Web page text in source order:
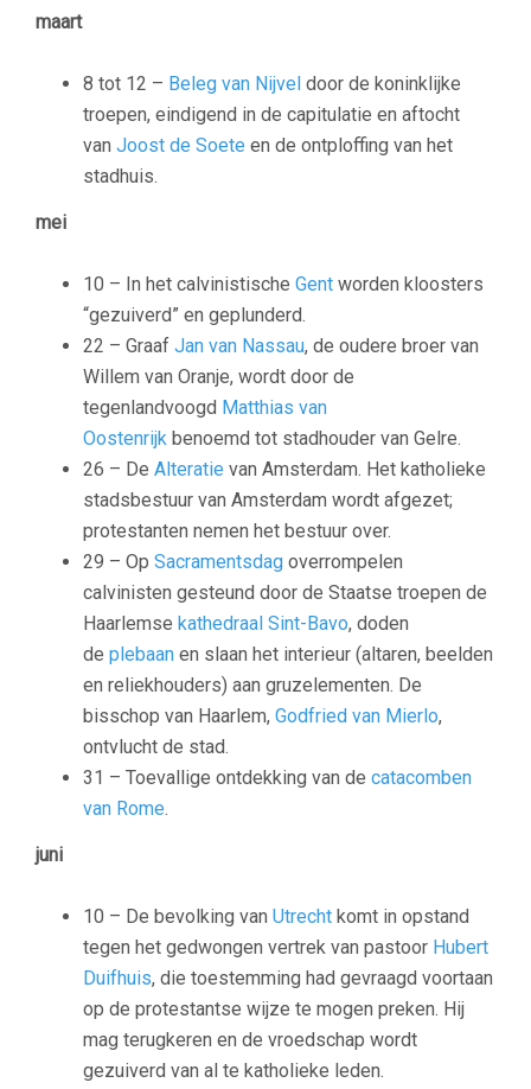
maart
8 tot 12 – Beleg van Nijvel door de koninklijke
troepen, eindigend in de capitulatie en aftocht
van Joost de Soete en de ontploffing van het
stadhuis.
mei
10 – In het calvinistische Gent worden kloosters
“gezuiverd” en geplunderd.
22 – Graaf Jan van Nassau, de oudere broer van
Willem van Oranje, wordt door de
tegenlandvoogd Matthias van
Oostenrijk benoemd tot stadhouder van Gelre.
26 – De Alteratie van Amsterdam. Het katholieke
stadsbestuur van Amsterdam wordt afgezet;
protestanten nemen het bestuur over.
29 – Op Sacramentsdag overrompelen
calvinisten gesteund door de Staatse troepen de
Haarlemse kathedraal Sint-Bavo, doden
de plebaan en slaan het interieur (altaren, beelden
en reliekhouders) aan gruzelementen. De
bisschop van Haarlem, Godfried van Mierlo,
ontvlucht de stad.
31 – Toevallige ontdekking van de catacomben
van Rome.
juni
10 – De bevolking van Utrecht komt in opstand
tegen het gedwongen vertrek van pastoor Hubert
Duifhuis, die toestemming had gevraagd voortaan
op de protestantse wijze te mogen preken. Hij
mag terugkeren en de vroedschap wordt
gezuiverd van al te katholieke leden.